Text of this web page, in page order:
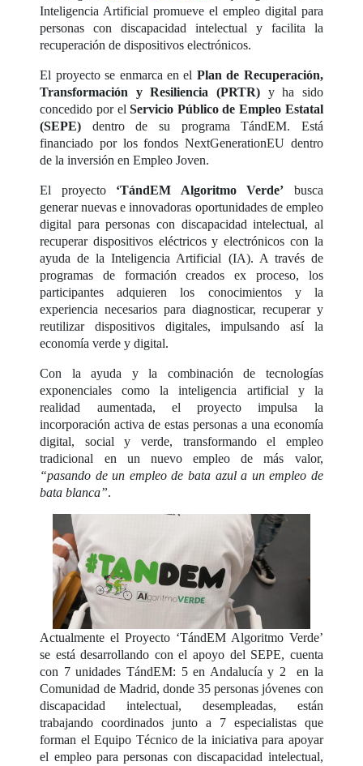
Inteligencia Artificial promueve el empleo digital para
personas con discapacidad intelectual y facilita la
recuperación de dispositivos electrónicos.
El proyecto se enmarca en el Plan de Recuperación,
Transformación y Resiliencia (PRTR) y ha sido
concedido por elServicio Público de Empleo Estatal
(SEPE) dentro de su programa TándEM. Está
financiado por los fondos NextGenerationEU dentro
de la inversión en Empleo Joven.
El proyecto ‘TándEM Algoritmo Verde’ busca
generar nuevas e innovadoras oportunidades de empleo
digital para personas con discapacidad intelectual, al
recuperar dispositivos eléctricos y electrónicos con la
ayuda de la Inteligencia Artificial (IA). A través de
programas de formación creados ex proceso, los
participantes adquieren los conocimientos y la
experiencia necesarios para diagnosticar, recuperar y
reutilizar dispositivos digitales, impulsando así la
economía verde y digital.
Con la ayuda y la combinación de tecnologías
exponenciales como la inteligencia artificial y la
realidad aumentada, el proyecto impulsa la
incorporación activa de estas personas a una economía
digital, social y verde, transformando el empleo
tradicional en un nuevo empleo de más valor,
“pasando de un empleo de bata azul a un empleo de
bata blanca”.
Actualmente el Proyecto ‘TándEM Algoritmo Verde’
se está desarrollando con el apoyo del SEPE, cuenta
con 7 unidades TándEM: 5 en Andalucía y 2 en la
Comunidad de Madrid, donde 35 personas jóvenes con
discapacidad intelectual, desempleadas, están
trabajando coordinados junto a 7 especialistas que
forman el Equipo Técnico de la iniciativa para apoyar
el empleo para personas con discapacidad intelectual,